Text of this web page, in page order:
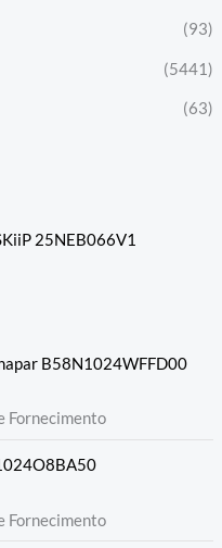
(93)
(5441)
(63)
25NEB066V1
B58N1024WFFD00
Fornecimento
Fornecimento